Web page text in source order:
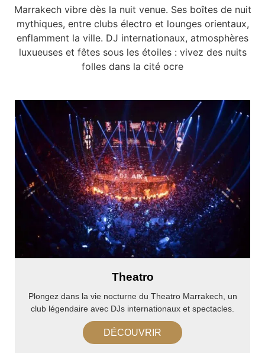
Marrakech vibre dès la nuit venue. Ses boîtes de nuit
mythiques, entre clubs électro et lounges orientaux,
enflamment la ville. DJ internationaux, atmosphères
luxueuses et fêtes sous les étoiles : vivez des nuits
folles dans la cité ocre
Theatro
Plongez dans la vie nocturne du Theatro Marrakech, un
club légendaire avec DJs internationaux et spectacles.
DÉCOUVRIR